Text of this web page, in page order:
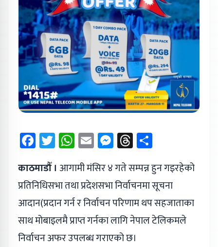
Facebook
Twitter
WhatsApp
EmailMessenger
Threads
काठमाडौँ । आगामी मंसिर ४ गते सम्पन्न हुन गइरहेको
प्रतिनिधिसभा तथा प्रदेशसभा निर्वाचनमा सूचना
आदान(प्रदान गर्न र निर्वाचन परिणाम थप सहजाताका
साथ मोबाइलमै प्राप्त गर्नका लागि नेपाल टेलिकमले
निर्वाचन अफर उपलब्ध गराएको छ।